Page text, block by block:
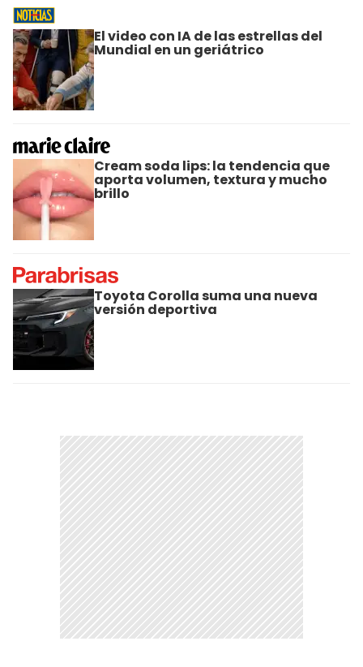
El video con IA de las estrellas del
Mundial en un geriátrico
Cream soda lips: la tendencia que
aporta volumen, textura y mucho
brillo
Toyota Corolla suma una nueva
versión deportiva